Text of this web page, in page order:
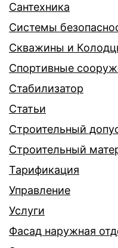
Сантехника
Системы
Скважины и
Спортивные
Стабилизатор
Статьи
Строительный
Строительный
Тарификация
Управление
Услуги
Фасад наружная